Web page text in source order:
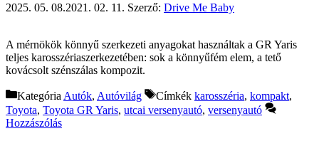
2025. 05. 08.2021. 02. 11. Szerző: Drive Me Baby
A mérnökök könnyű szerkezeti anyagokat használtak a GR Yaris
teljes karosszériaszerkezetében: sok a könnyűfém elem, a tető
kovácsolt szénszálas kompozit.
Kategória Autók, Autóvilág Címkék karosszéria, kompakt,
Toyota, Toyota GR Yaris, utcai versenyautó, versenyautó
Hozzászólás